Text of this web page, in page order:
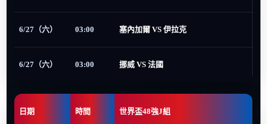
6/27（六） 03:00 塞內加爾 VS 伊拉克
6/27（六） 03:00 挪威 VS 法國
日期 時間 世界盃48強J組